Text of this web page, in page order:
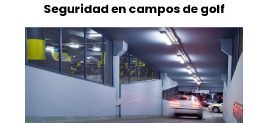
Seguridad en campos de golf